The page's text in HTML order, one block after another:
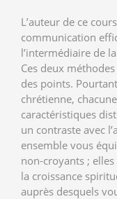
L’auteur de ce
communication
l’intermédiaire de
Ces deux
des points.
chrétienne,
caractéristiques
un contraste avec
ensemble vous
non-croyants ;
la croissance
auprès desquels